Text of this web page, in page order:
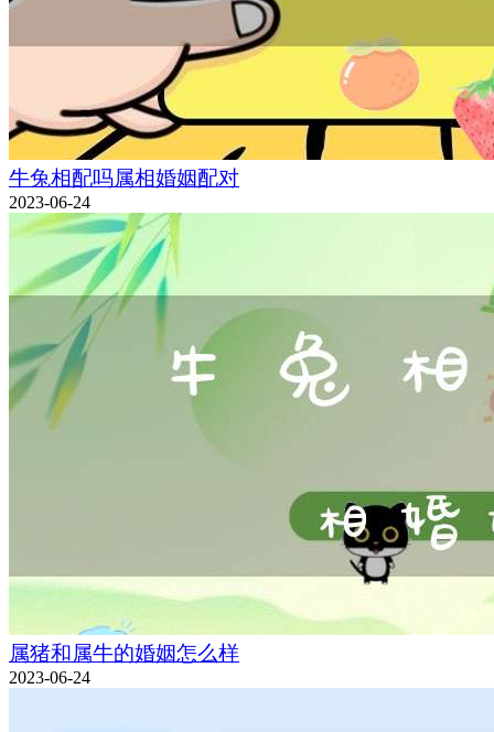
牛兔相配吗属相婚姻配对
2023-06-24
属猪和属牛的婚姻怎么样
2023-06-24